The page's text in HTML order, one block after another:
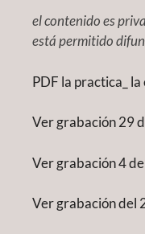
el contenido es
está permitido
PDF la practica_
Ver grabación 29
Ver grabación 4
Ver grabación del